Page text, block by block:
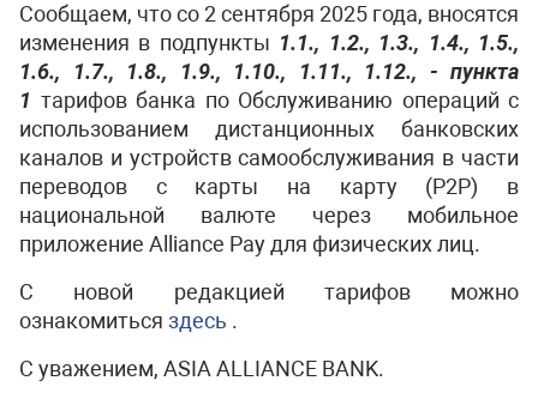
Сообщаем, что со 2 сентября 2025 года, вносятся
изменения в подпункты 1.1., 1.2., 1.3., 1.4., 1.5.,
1.6., 1.7., 1.8.,
1.9., 1.10., 1.11., 1.12., - пункта
1 тарифов банка по Обслуживанию операций с
использованием дистанционных банковских
каналов и устройств самообслуживания в части
переводов с карты на карту (P2P) в
национальной валюте через мобильное
приложение Alliance Pay для физических лиц.
С новой редакцией тарифов можно
ознакомиться здесь .
С уважением, ASIA ALLIANCE BANK.